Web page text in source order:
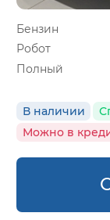
Бензин
Робот
Полный
В наличии
Можно в